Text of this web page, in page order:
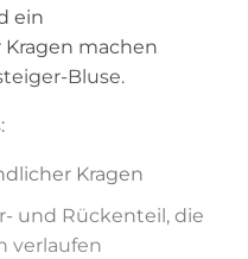
ein
machen
Bluse.
Kragen
und Rückenteil, die
verlaufen